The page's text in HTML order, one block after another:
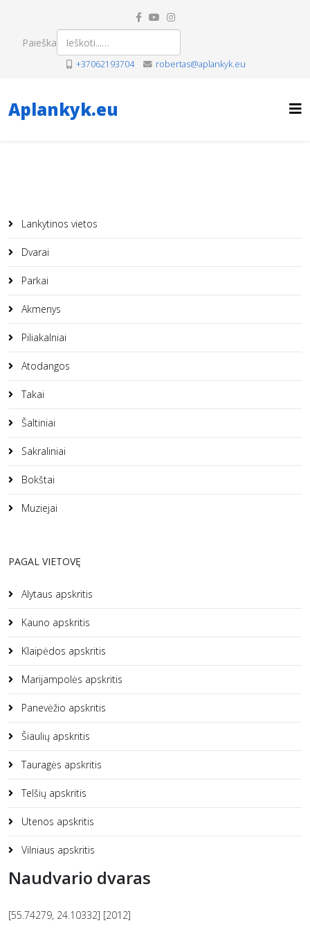
Paieška
+37062193704 robertas@aplankyk.eu
Aplankyk.eu
Lankytinos vietos
Dvarai
Parkai
Akmenys
Piliakalniai
Atodangos
Takai
Šaltiniai
Sakraliniai
Bokštai
Muziejai
PAGAL VIETOVĘ
Alytaus apskritis
Kauno apskritis
Klaipėdos apskritis
Marijampolės apskritis
Panevėžio apskritis
Šiaulių apskritis
Tauragės apskritis
Telšių apskritis
Utenos apskritis
Vilniaus apskritis
Naudvario dvaras
[55.74279, 24.10332] [2012]